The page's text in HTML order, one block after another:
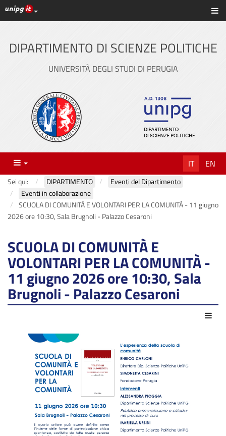
Vai
al
principale
Link ai principali servizi web di Ateneo
DIPARTIMENTO DI SCIENZE POLITICHE
UNIVERSITÀ DEGLI STUDI DI PERUGIA
Menu IT EN
Sei qui: DIPARTIMENTO
Eventi del Dipartimento
Eventi in collaborazione
SCUOLA DI COMUNITÀ E VOLONTARI PER LA COMUNITÀ - 11 giugno
2026 ore 10:30, Sala Brugnoli - Palazzo Cesaroni
SCUOLA DI COMUNITÀ E
VOLONTARI PER LA COMUNITÀ -
11 giugno 2026 ore 10:30, Sala
Brugnoli - Palazzo Cesaroni